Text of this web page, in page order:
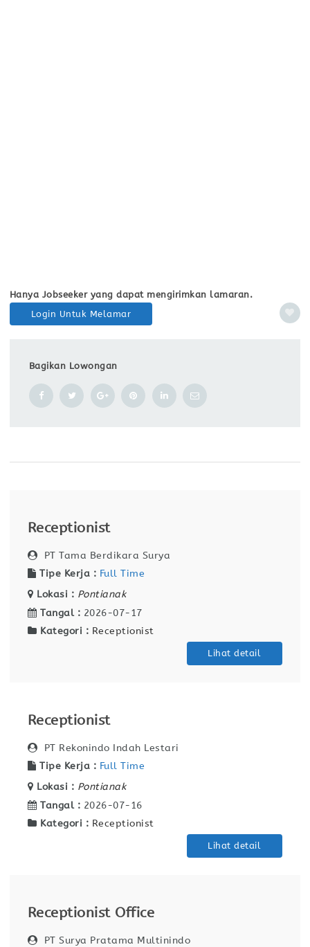
Hanya Jobseeker yang dapat mengirimkan lamaran.
Login Untuk Melamar
Bagikan Lowongan
Receptionist
PT Tama Berdikara Surya
Tipe Kerja : Full Time
Lokasi : Pontianak
Tangal : 2026-07-17
Kategori : Receptionist
Lihat detail
Receptionist
PT Rekonindo Indah Lestari
Tipe Kerja : Full Time
Lokasi : Pontianak
Tangal : 2026-07-16
Kategori : Receptionist
Lihat detail
Receptionist Office
PT Surya Pratama Multinindo